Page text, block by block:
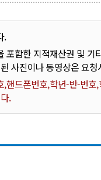
.
함한 지적재산권 및
사진이나 동영상은 요
드폰번호,학년-반-번
.